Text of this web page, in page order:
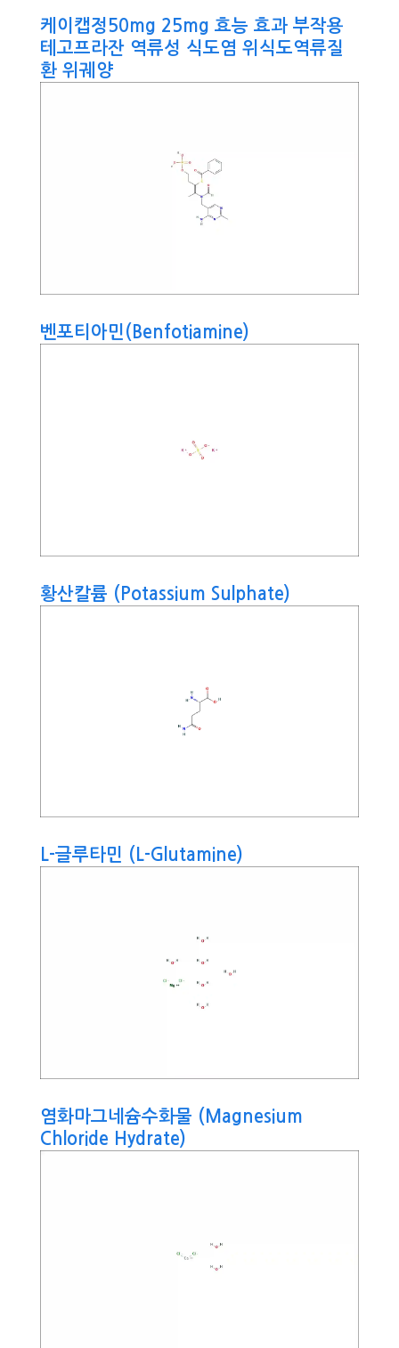
케이캡정50mg 25mg 효능 효과 부작용
테고프라잔 역류성 식도염 위식도역류질
환 위궤양
벤포티아민(Benfotiamine)
황산칼륨 (Potassium Sulphate)
L-글루타민 (L-Glutamine)
염화마그네슘수화물 (Magnesium
Chloride Hydrate)